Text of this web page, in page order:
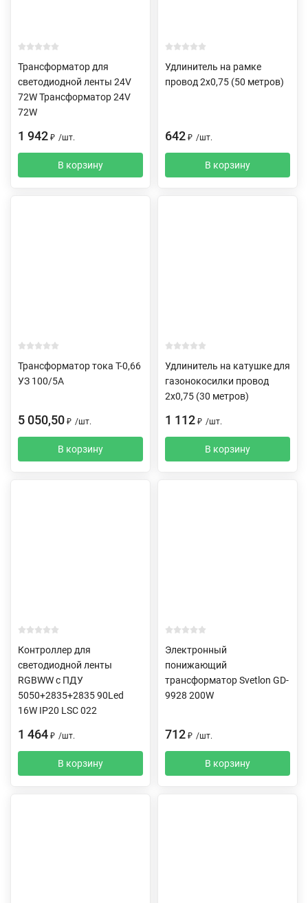
Трансформатор для
светодиодной ленты 24V
72W Трансформатор 24V
72W
1 942 ₽ /шт.
В корзину
Удлинитель на рамке
провод 2х0,75 (50 метров)
642 ₽ /шт.
В корзину
Трансформатор тока Т-0,66
УЗ 100/5А
5 050,50 ₽ /шт.
В корзину
Удлинитель на катушке для
газонокосилки провод
2х0,75 (30 метров)
1 112 ₽ /шт.
В корзину
Контроллер для
светодиодной ленты
RGBWW c ПДУ
5050+2835+2835 90Led
16W IP20 LSC 022
1 464 ₽ /шт.
В корзину
Электронный
понижающий
трансформатор Svetlon GD-
9928 200W
712 ₽ /шт.
В корзину